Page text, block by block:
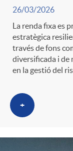
26/03/2026
La renda fixa es
estratègica
través de fons
diversificada i de
en la gestió del
+